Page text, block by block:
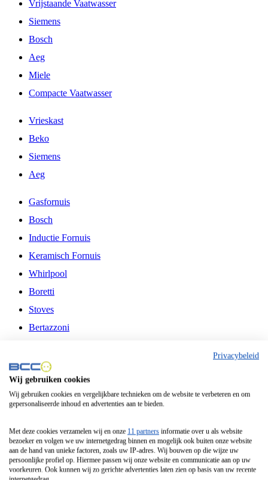
Vrijstaande Vaatwasser
Siemens
Bosch
Aeg
Miele
Compacte Vaatwasser
Vrieskast
Beko
Siemens
Aeg
Gasfornuis
Bosch
Inductie Fornuis
Keramisch Fornuis
Whirlpool
Boretti
Stoves
Bertazzoni
Fitelli
Airfryer
Frituurpan
Contactgrill
Broodbakmachine
Broodrooster
Privacybeleid
Wij gebruiken cookies
Wij gebruiken cookies en vergelijkbare technieken om de website te verbeteren en om
gepersonaliseerde inhoud en advertenties aan te bieden.
Met deze cookies verzamelen wij en onze 11 partners informatie over u als website
bezoeker en volgen we uw internetgedrag binnen en mogelijk ook buiten onze website
aan de hand van unieke factoren, zoals uw IP-adres. Wij bouwen op die wijze uw
persoonlijke profiel op. Hiermee passen wij onze website en communicatie aan op uw
voorkeuren. Ook kunnen wij zo gerichte advertenties laten zien op basis van uw recente